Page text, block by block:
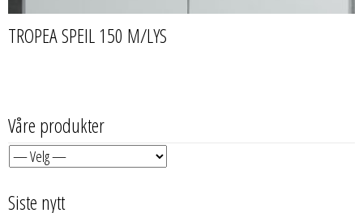
TROPEA SPEIL 150 M/LYS
Våre produkter
Siste nytt